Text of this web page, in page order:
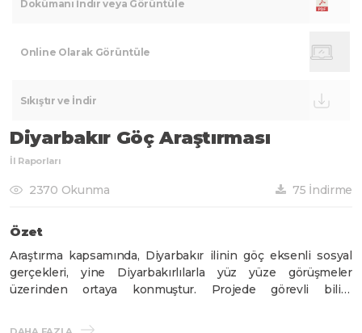
Dokümanı İndir veya Görüntüle
Online Olarak Görüntüle
Sıkıştır ve İndir
Diyarbakır Göç Araştırması
İl Raporları
2370 Okunma 75 İndirme
Özet
Araştırma kapsamında, Diyarbakır ilinin göç eksenli sosyal
gerçekleri, yine Diyarbakırlılarla yüz yüze görüşmeler
üzerinden ortaya konmuştur. Projede görevli bilim
genç gruplarla bir araya gelerek Diyarbakır ilinin göç eksenli